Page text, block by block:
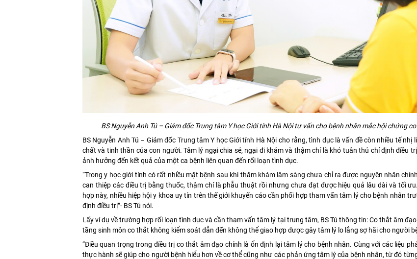
BS Nguyễn Anh Tú – Giám đốc Trung tâm Y học Giới tính Hà Nội tư vấn cho bệnh nhân mắc hội chứng
BS Nguyễn Anh Tú – Giám đốc Trung tâm Y học Giới tính Hà Nội cho rằng, tình dục là vấn đề còn nhiều tế nhị
chất và tinh thần của con người. Tâm lý ngại chia sẻ, ngại đi khám và thậm chí là khó tuân thủ chỉ định điều
ảnh hưởng đến kết quả của một ca bệnh liên quan đến rối loạn tình dục.
“Trong y học giới tính có rất nhiều mặt bệnh sau khi thăm khám lâm sàng chưa chỉ ra được nguyên nhân
can thiệp các điều trị bằng thuốc, thậm chí là phẫu thuật rồi nhưng chưa đạt được hiệu quả lâu dài và tối
hợp này, nhiều hiệp hội y khoa uy tín trên thế giới khuyến cáo cần phối hợp tham vấn tâm lý cho bệnh nhân
định điều trị”- BS Tú nói.
Lấy ví dụ về trường hợp rối loạn tình dục và cần tham vấn tâm lý tại trung tâm, BS Tú thông tin: Co thắt âm
tầng sinh môn co thắt không kiểm soát dẫn đến không thể giao hợp được gây tâm lý lo lắng sợ hãi cho người
“Điều quan trọng trong điều trị co thắt âm đạo chính là ổn định lại tâm lý cho bệnh nhân. Cùng với các liệu
thực hành sẽ giúp cho người bệnh hiểu hơn về cơ thể cũng như các phản ứng tâm lý của bệnh nhân, từ đó